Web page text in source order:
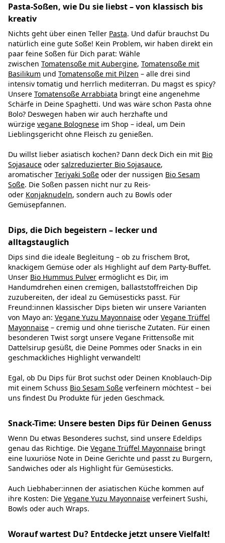
Pasta-Soßen, wie Du sie liebst – von klassisch bis
kreativ
Nichts geht über einen Teller Pasta. Und dafür brauchst Du
natürlich eine gute Soße! Kein Problem, wir haben direkt ein
paar feine Soßen für Dich parat: Wähle
zwischen Tomatensoße mit Aubergine, Tomatensoße mit
Basilikum und Tomatensoße mit Pilzen – alle drei sind
intensiv tomatig und herrlich mediterran. Du magst es spicy?
Unsere Tomatensoße Arrabbiata bringt eine angenehme
Schärfe in Deine Spaghetti. Und was wäre schon Pasta ohne
Bolo? Deswegen haben wir auch herzhafte und
würzige vegane Bolognese im Shop – ideal, um Dein
Lieblingsgericht ohne Fleisch zu genießen.
Du willst lieber asiatisch kochen? Dann deck Dich ein mit Bio
Sojasauce oder salzreduzierter Bio Sojasauce,
aromatischer Teriyaki Soße oder der nussigen Bio Sesam
Soße. Die Soßen passen nicht nur zu Reis-
oder Konjaknudeln, sondern auch zu Bowls oder
Gemüsepfannen.
Dips, die Dich begeistern – lecker und
alltagstauglich
Dips sind die ideale Begleitung – ob zu frischem Brot,
knackigem Gemüse oder als Highlight auf dem Party-Buffet.
Unser Bio Hummus Pulver ermöglicht es Dir, im
Handumdrehen einen cremigen, ballaststoffreichen Dip
zuzubereiten, der ideal zu Gemüsesticks passt. Für
Freund:innen klassischer Dips bieten wir unsere Varianten
von Mayo an: Vegane Yuzu Mayonnaise oder Vegane Trüffel
Mayonnaise – cremig und ohne tierische Zutaten. Für einen
besonderen Twist sorgt unsere Vegane Frittensoße mit
Dattelsirup gesüßt, die Deine Pommes oder Snacks in ein
geschmackliches Highlight verwandelt!
Egal, ob Du Dips für Brot suchst oder Deinen Knoblauch-Dip
mit einem Schuss Bio Sesam Soße verfeinern möchtest – bei
uns findest Du Produkte für jeden Geschmack.
Snack-Time: Unsere besten Dips für Deinen Genuss
Wenn Du etwas Besonderes suchst, sind unsere Edeldips
genau das Richtige. Die Vegane Trüffel Mayonnaise bringt
eine luxuriöse Note in Deine Gerichte und passt zu Burgern,
Sandwiches oder als Highlight für Gemüsesticks.
Auch Liebhaber:innen der asiatischen Küche kommen auf
ihre Kosten: Die Vegane Yuzu Mayonnaise verfeinert Sushi,
Bowls oder auch Wraps.
Worauf wartest Du? Entdecke jetzt unsere Vielfalt!